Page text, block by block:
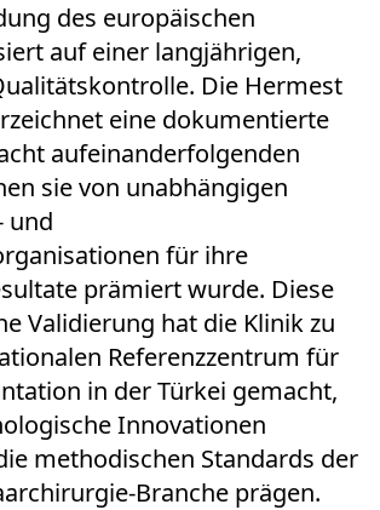
des europäischen
auf einer langjährigen,
Die Hermest
eine dokumentierte
aufeinanderfolgenden
sie von unabhängigen
und
für ihre
prämiert wurde. Diese
Validierung hat die Klinik zu
Referenzzentrum für
in der Türkei gemacht,
Innovationen
methodischen Standards der
Branche prägen.